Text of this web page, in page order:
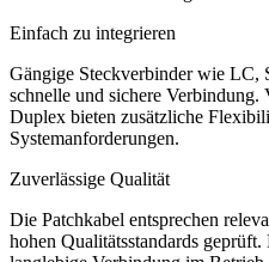
Einfach zu integrieren
Gängige Steckverbinder wie LC,
schnelle und sichere Verbindung.
Duplex bieten zusätzliche
Systemanforderungen.
Zuverlässige Qualität
Die Patchkabel entsprechen
hohen Qualitätsstandards